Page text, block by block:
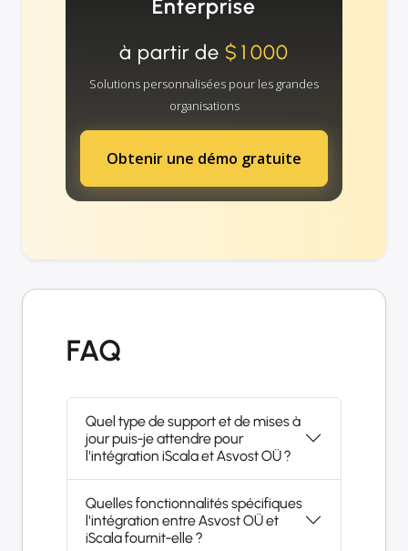
Enterprise
à partir de $1000
Solutions personnalisées pour les grandes
organisations
Obtenir une démo gratuite
FAQ
Quel type de support et de mises à
jour puis-je attendre pour
l'intégration iScala et Asvost OÜ ?
Quelles fonctionnalités spécifiques
l'intégration entre Asvost OÜ et
iScala fournit-elle ?